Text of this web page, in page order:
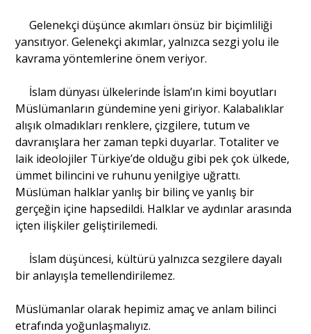
Gelenekçi düşünce akımları önsüz bir biçimliliği
yansıtıyor. Gelenekçi akımlar, yalnızca sezgi yolu ile
kavrama yöntemlerine önem veriyor.
İslam dünyası ülkelerinde İslam’ın kimi boyutları
Müslümanların gündemine yeni giriyor. Kalabalıklar
alışık olmadıkları renklere, çizgilere, tutum ve
davranışlara her zaman tepki duyarlar. Totaliter ve
laik ideolojiler Türkiye’de olduğu gibi pek çok ülkede,
ümmet bilincini ve ruhunu yenilgiye uğrattı.
Müslüman halklar yanlış bir bilinç ve yanlış bir
gerçeğin içine hapsedildi. Halklar ve aydınlar arasında
içten ilişkiler geliştirilemedi.
İslam düşüncesi, kültürü yalnızca sezgilere dayalı
bir anlayışla temellendirilemez.
Müslümanlar olarak hepimiz amaç ve anlam bilinci
etrafında yoğunlaşmalıyız.